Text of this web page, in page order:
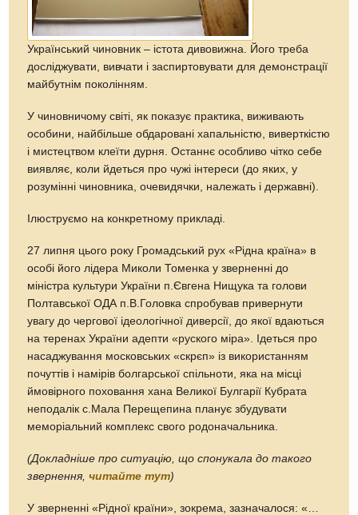
Український чиновник – істота дивовижна. Його треба
досліджувати, вивчати і заспиртовувати для демонстрації
майбутнім поколінням.
У чиновничому світі, як показує практика, виживають
особини, найбільше обдаровані хапальністю, виверткістю
і мистецтвом клеїти дурня. Останнє особливо чітко себе
виявляє, коли йдеться про чужі інтереси (до яких, у
розумінні чиновника, очевидячки, належать і державні).
Ілюструємо на конкретному прикладі.
27 липня цього року Громадський рух «Рідна країна» в
особі його лідера Миколи Томенка у зверненні до
міністра культури України п.Євгена Нищука та голови
Полтавської ОДА п.В.Головка спробував привернути
увагу до чергової ідеологічної диверсії, до якої вдаються
на теренах України адепти «руского міра». Ідеться про
насаджування московських «скрєп» із використанням
почуттів і намірів болгарської спільноти, яка на місці
ймовірного поховання хана Великої Булгарії Кубрата
неподалік с.Мала Перещепина планує збудувати
меморіальний комплекс свого родоначальника.
(Докладніше про ситуацію, що спонукала до такого
звернення,читайте тут)
У зверненні «Рідної країни», зокрема, зазначалося: «…